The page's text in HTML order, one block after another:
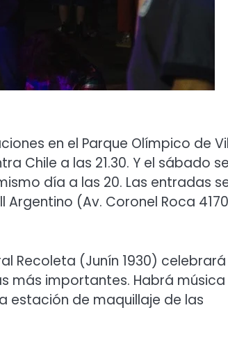
en el Parque Olímpico de
Chile a las 21.30. Y el sábado
día a las 20. Las entradas
(Av. Coronel Roca
Recoleta (Junín 1930)
más importantes. Habrá música
estación de maquillaje de las